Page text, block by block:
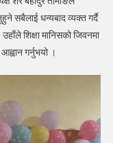
सबैलाई धन्यबाद व्यक्त गर्दै
शिक्षा मानिसको जिवनमा
गर्नुभयो ।